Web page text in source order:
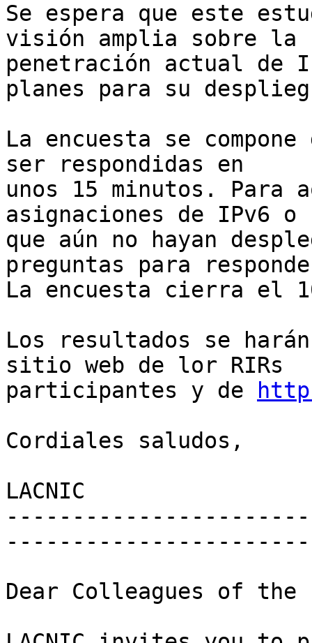
Se espera que este
visión amplia sobre la
penetración actual de
planes para su
La encuesta se
ser respondidas en
unos 15 minutos. Para
asignaciones de IPv6 o
que aún no hayan
preguntas para
La encuesta cierra el
Los resultados se
sitio web de lor RIRs
participantes y de
Cordiales saludos,
LACNIC
-----------------------
Dear Colleagues of the